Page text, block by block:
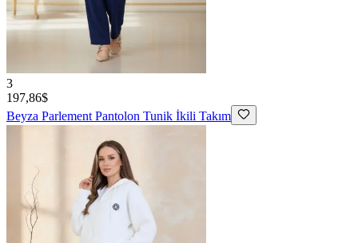
3
197,86$
Beyza Parlement Pantolon Tunik İkili Takım